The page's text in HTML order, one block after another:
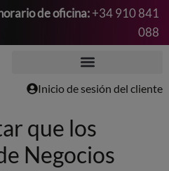
de oficina:+34 910 841
088
Inicio de sesión del cliente
que los
Negocios